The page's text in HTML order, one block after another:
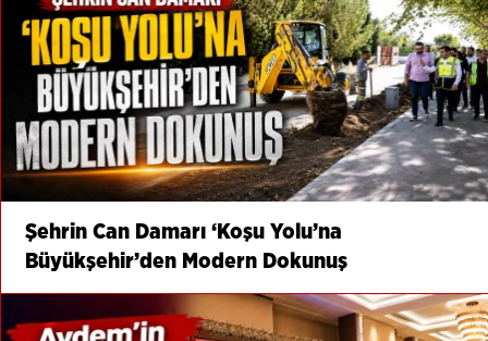
Şehrin Can Damarı ‘Koşu Yolu’na
Büyükşehir’den Modern Dokunuş